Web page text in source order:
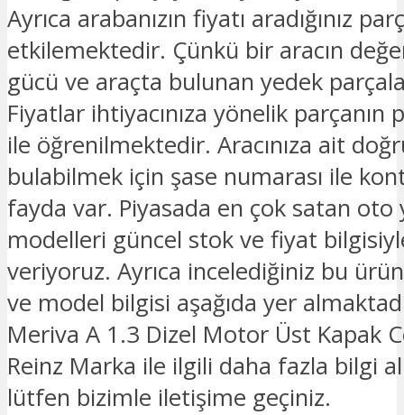
Ayrıca arabanızın fiyatı aradığınız
etkilemektedir. Çünkü bir aracın
gücü ve araçta bulunan yedek
Fiyatlar ihtiyacınıza yönelik parçanın
ile öğrenilmektedir. Aracınıza ait
bulabilmek için şase numarası ile
fayda var. Piyasada en çok satan oto
modelleri güncel stok ve fiyat
veriyoruz. Ayrıca incelediğiniz bu
ve model bilgisi aşağıda yer
Meriva A 1.3 Dizel Motor Üst Kapak
Reinz Marka ile ilgili daha fazla bilgi
lütfen bizimle iletişime geçiniz.